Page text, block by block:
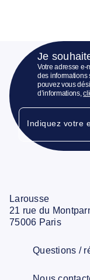
Je
Votre adresse e-
des informations
pouvez vous
d’informations,
Indiquez votre
Larousse
21 rue du
75006 Paris
Questions /